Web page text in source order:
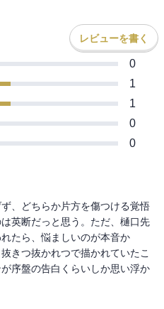
レビューを書く
0
1
1
0
0
、どちらか片方を傷つける覚悟
英断だっと思う。ただ、樋口先
たら、悩ましいのが本音か
きつ抜かれつで描かれていたこ
序盤の告白くらいしか思い浮か